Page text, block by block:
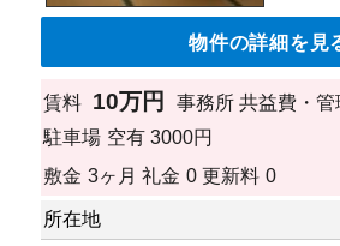
物件の詳細を見
賃料 10万円 事務所 共益費・管
駐車場 空有 3000円
敷金 3ヶ月 礼金 0 更新料 0
所在地